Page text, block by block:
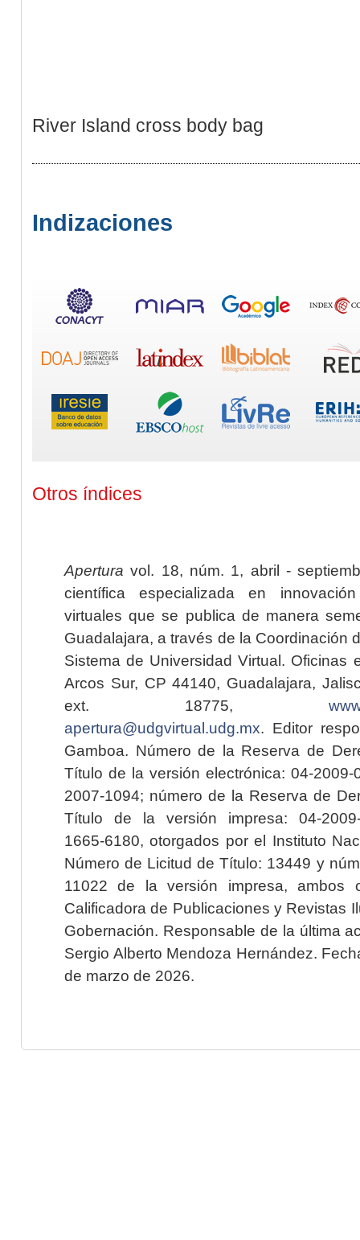
River Island cross body bag
Indizaciones
Otros índices
Apertura vol. 18, núm. 1, abril -
científica especializada en
virtuales que se publica de manera
Guadalajara, a través de la Coordinación
Sistema de Universidad Virtual. Oficinas
Arcos Sur, CP 44140, Guadalajara,
ext. 18775,
apertura@udgvirtual.udg.mx. Editor
Gamboa. Número de la Reserva de
Título de la versión electrónica: 04-2009-
2007-1094; número de la Reserva de
Título de la versión impresa: 04-2009-
1665-6180, otorgados por el Instituto
Número de Licitud de Título: 13449 y
11022 de la versión impresa, ambos
Calificadora de Publicaciones y Revistas
Gobernación. Responsable de la última
Sergio Alberto Mendoza Hernández.
de marzo de 2026.